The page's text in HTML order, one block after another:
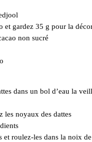
et gardez 35 g pour la
non sucré
dans un bol d’eau la
les noyaux des dattes
et roulez-les dans la noix